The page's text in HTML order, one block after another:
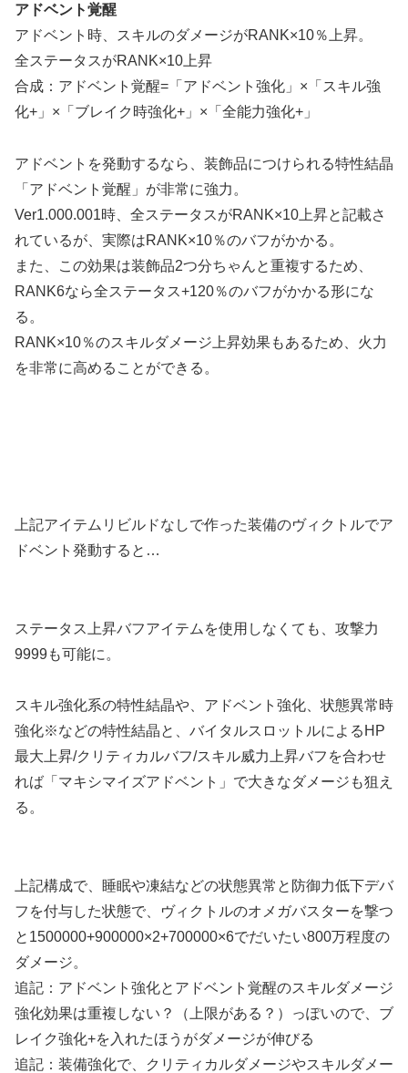
アドベント覚醒
アドベント時、スキルのダメージがRANK×10％上昇。
全ステータスがRANK×10上昇
合成：アドベント覚醒=「アドベント強化」×「スキル強
化+」×「ブレイク時強化+」×「全能力強化+」
アドベントを発動するなら、装飾品につけられる特性結晶
「アドベント覚醒」が非常に強力。
Ver1.000.001時、全ステータスがRANK×10上昇と記載さ
れているが、実際はRANK×10％のバフがかかる。
また、この効果は装飾品2つ分ちゃんと重複するため、
RANK6なら全ステータス+120％のバフがかかる形にな
る。
RANK×10％のスキルダメージ上昇効果もあるため、火力
を非常に高めることができる。
上記アイテムリビルドなしで作った装備のヴィクトルでア
ドベント発動すると…
ステータス上昇バフアイテムを使用しなくても、攻撃力
9999も可能に。
スキル強化系の特性結晶や、アドベント強化、状態異常時
強化※などの特性結晶と、バイタルスロットルによるHP
最大上昇/クリティカルバフ/スキル威力上昇バフを合わせ
れば「マキシマイズアドベント」で大きなダメージも狙え
る。
上記構成で、睡眠や凍結などの状態異常と防御力低下デバ
フを付与した状態で、ヴィクトルのオメガバスターを撃つ
と1500000+900000×2+700000×6でだいたい800万程度の
ダメージ。
追記：アドベント強化とアドベント覚醒のスキルダメージ
強化効果は重複しない？（上限がある？）っぽいので、ブ
レイク強化+を入れたほうがダメージが伸びる
追記：装備強化で、クリティカルダメージやスキルダメー